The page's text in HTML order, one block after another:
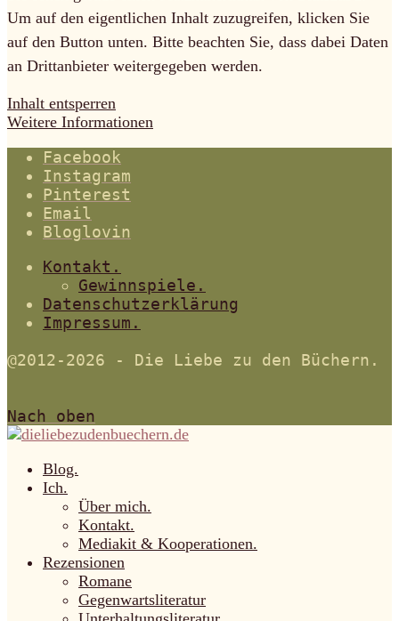
Um auf den eigentlichen Inhalt zuzugreifen, klicken Sie
auf den Button unten. Bitte beachten Sie, dass dabei Daten
an Drittanbieter weitergegeben werden.
Inhalt entsperren
Weitere Informationen
Facebook
Instagram
Pinterest
Email
Bloglovin
Kontakt.
Gewinnspiele.
Datenschutzerklärung
Impressum.
@2012-2026 - Die Liebe zu den Büchern.
Nach oben
Blog.
Ich.
Über mich.
Kontakt.
Mediakit & Kooperationen.
Rezensionen
Romane
Gegenwartsliteratur